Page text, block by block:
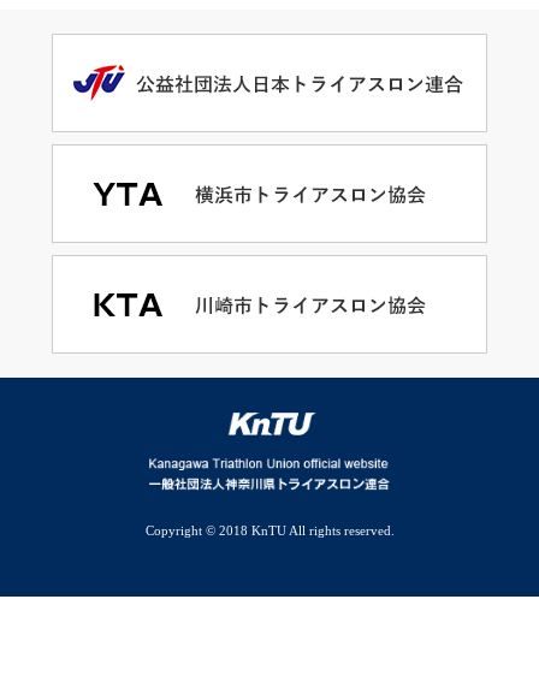
Copyright © 2018 KnTU All rights reserved.